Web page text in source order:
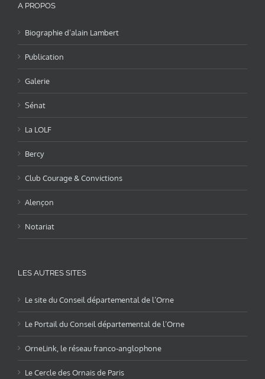
A PROPOS
Biographie d’alain Lambert
Publication
Galerie
Sénat
La LOLF
Bercy
Club Courage & Convictions
Alençon
Notariat
LES AUTRES SITES
Le site du Conseil départemental de l’Orne
Le Portail du Conseil départemental de l’Orne
OrneLink, le réseau franco-anglophone
Le Cercle des Ornais de Paris